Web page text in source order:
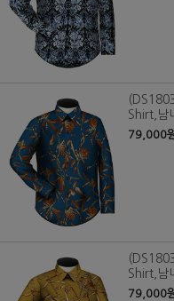
Shirt,남
79,000원
Shirt,남
79,000원